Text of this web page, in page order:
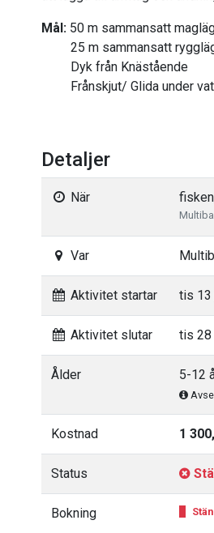
Mål:50 m sammansatt
25 m sammansatt
Dyk från Knästående
Frånskjut/ Glida under
Detaljer
När
Var
Aktivitet startar tis 13
Aktivitet slutar tis 28
Ålder 5-12
Kostnad 1
Status
Bokning